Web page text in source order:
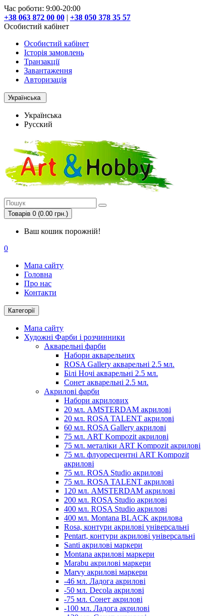
Час роботи: 9:00-20:00
+38 063 872 00 00 | +38 050 378 35 57
Особистий кабінет
Особистий кабінет
Історія замовлень
Транзакції
Завантаження
Авторизація
Українська
Українська
Русский
Товарів 0 (0.00 грн.)
Ваш кошик порожній!
0
Мапа сайту
Головна
Про нас
Контакти
Категорії
Мапа сайту
Художні Фарби і розчинники
Акварельні фарби
Набори акварельних
ROSA Gallery акварельні 2.5 мл.
Білі Ночі акварельні 2.5 мл.
Сонет акварельні 2.5 мл.
Акрилові фарби
Набори акрилових
20 мл. AMSTERDAM акрилові
20 мл. ROSA TALENT акрилові
60 мл. ROSA Gallery акрилові
75 мл. ART Kompozit акрилові
75 мл. металіки ART Kompozit акрилові
75 мл. флуоресцентні ART Kompozit
акрилові
75 мл. ROSA Studio акрилові
75 мл. ROSA TALENT акрилові
120 мл. AMSTERDAM акрилові
200 мл. ROSA Studio акрилові
400 мл. ROSA Studio акрилові
400 мл. Montana BLACK акрилова
Rosa, контури акрилові універсальні
Pentart, контури акрилові універсальні
Santi акрилові маркери
Montana акрилові маркери
Marabu акрилові маркери
Marvy акрилові маркери
-46 мл. Ладога акрилові
-50 мл. Decola акрилові
-75 мл. Сонет акрилові
-100 мл. Ладога акрилові